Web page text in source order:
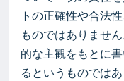
トの正確性や合法
ものではありませ
的な主観をもとに
るというものでは